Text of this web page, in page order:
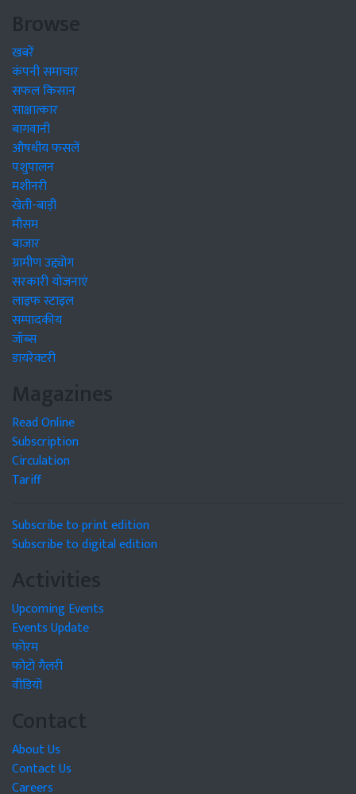
Browse
खबरें
कंपनी समाचार
सफल किसान
साक्षात्कार
बागवानी
औषधीय फसलें
पशुपालन
मशीनरी
खेती-बाड़ी
मौसम
बाजार
ग्रामीण उद्द्योग
सरकारी योजनाएं
लाइफ स्टाइल
सम्पादकीय
जॉब्स
डायरेक्टरी
Magazines
Read Online
Subscription
Circulation
Tariff
Subscribe to print edition
Subscribe to digital edition
Activities
Upcoming Events
Events Update
फोरम
फोटो गैलरी
वीडियो
Contact
About Us
Contact Us
Careers